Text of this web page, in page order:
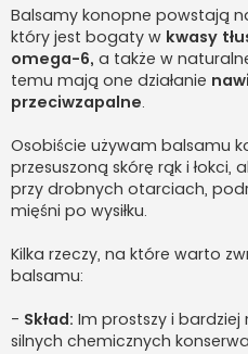
Balsamy konopne powstają
który jest bogaty w kwasy
omega-6, a także w
temu mają one działanie
przeciwzapalne.
Osobiście używam balsamu
przesuszoną skórę rąk i łokci,
przy drobnych otarciach,
mięśni po wysiłku.
Kilka rzeczy, na które warto
balsamu:
- Skład: Im prostszy i bardziej
silnych chemicznych